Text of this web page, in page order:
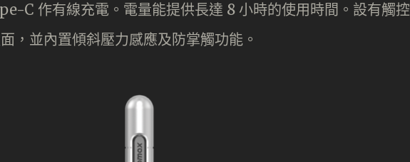
C 作有線充電。電量能提供長達 8 小時的使用時間。設有觸控
，並內置傾斜壓力感應及防掌觸功能。